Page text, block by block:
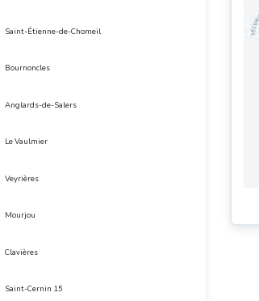
Saint-Étienne-de-Chomeil
Bournoncles
Anglards-de-Salers
Le Vaulmier
Veyrières
Mourjou
Clavières
Saint-Cernin 15